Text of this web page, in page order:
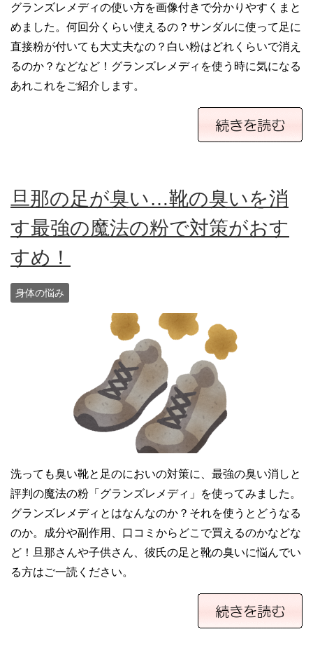
グランズレメディの使い方を画像付きで分かりやすくまと
めました。何回分くらい使えるの？サンダルに使って足に
直接粉が付いても大丈夫なの？白い粉はどれくらいで消え
るのか？などなど！グランズレメディを使う時に気になる
あれこれをご紹介します。
旦那の足が臭い…靴の臭いを消
す最強の魔法の粉で対策がおす
すめ！
身体の悩み
洗っても臭い靴と足のにおいの対策に、最強の臭い消しと
評判の魔法の粉「グランズレメディ」を使ってみました。
グランズレメディとはなんなのか？それを使うとどうなる
のか。成分や副作用、口コミからどこで買えるのかなどな
ど！旦那さんや子供さん、彼氏の足と靴の臭いに悩んでい
る方はご一読ください。